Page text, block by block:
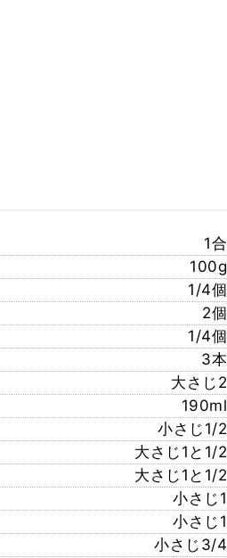
1合
100g
1/4個
2個
1/4個
3本
大さじ2
190ml
小さじ1/2
大さじ1と1/2
大さじ1と1/2
小さじ1
小さじ1
小さじ3/4